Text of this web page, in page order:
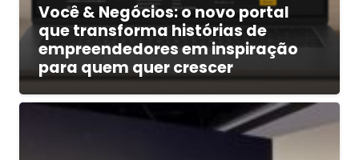
Você & Negócios: o novo portal
que transforma histórias de
empreendedores em inspiração
para quem quer crescer